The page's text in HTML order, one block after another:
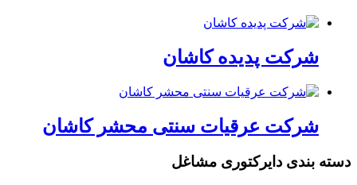
شرکت پدیده کاشان
شرکت عرقیات سنتی محشر کاشان
دسته بندی دایرکتوری مشاغل